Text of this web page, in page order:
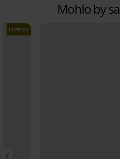
Mohlo by
LIMITED